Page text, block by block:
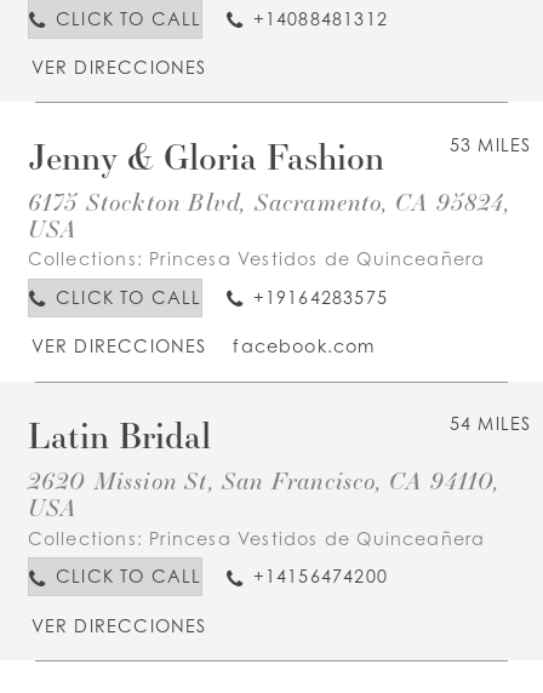
CLICK TO CALL
+14088481312
VER DIRECCIONES
53 MILES
Jenny & Gloria Fashion
6175 Stockton Blvd, Sacramento, CA 95824,
USA
Collections: Princesa Vestidos de Quinceañera
CLICK TO CALL
+19164283575
VER DIRECCIONES facebook.com
54 MILES
Latin Bridal
2620 Mission St, San Francisco, CA 94110,
USA
Collections: Princesa Vestidos de Quinceañera
CLICK TO CALL
+14156474200
VER DIRECCIONES